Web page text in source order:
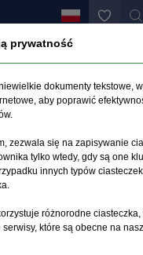
leków
1995–2023
prywatność
dokumenty tekstowe,
aby poprawić
zezwala się na zapisywanie
tylko wtedy, gdy są one
innych typów
różnorodne
które są obecne na